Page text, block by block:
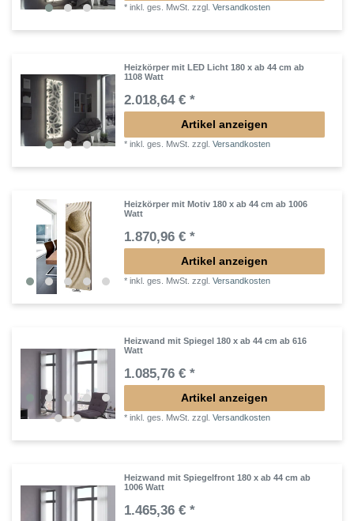
*inkl. ges. MwSt. zzgl.Versandkosten
Heizkörper mit LED Licht 180 x ab 44 cm ab
1108 Watt
2.018,64 € *
Artikel anzeigen
*inkl. ges. MwSt. zzgl.Versandkosten
Heizkörper mit Motiv 180 x ab 44 cm ab 1006
Watt
1.870,96 € *
Artikel anzeigen
*inkl. ges. MwSt. zzgl.Versandkosten
Heizwand mit Spiegel 180 x ab 44 cm ab 616
Watt
1.085,76 € *
Artikel anzeigen
*inkl. ges. MwSt. zzgl.Versandkosten
Heizwand mit Spiegelfront 180 x ab 44 cm ab
1006 Watt
1.465,36 € *